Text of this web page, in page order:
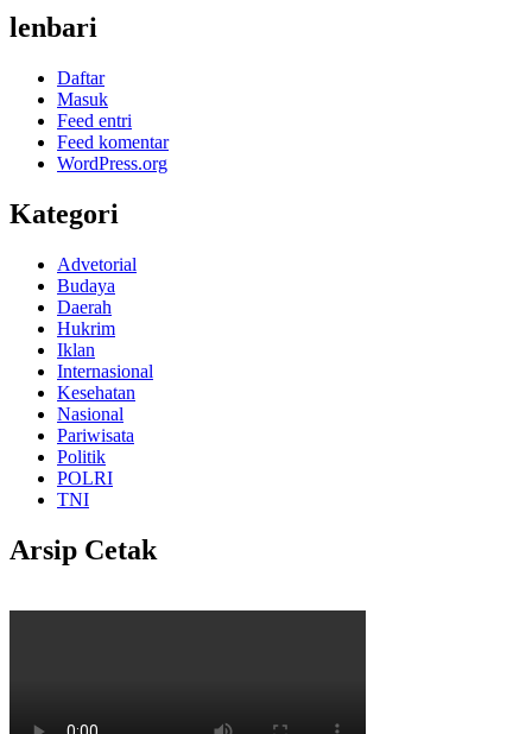
lenbari
Daftar
Masuk
Feed entri
Feed komentar
WordPress.org
Kategori
Advetorial
Budaya
Daerah
Hukrim
Iklan
Internasional
Kesehatan
Nasional
Pariwisata
Politik
POLRI
TNI
Arsip Cetak